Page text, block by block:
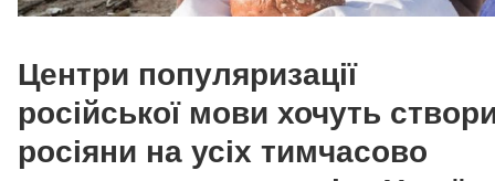
Центри популяризації
російської мови хочуть
росіяни на усіх тимчасово